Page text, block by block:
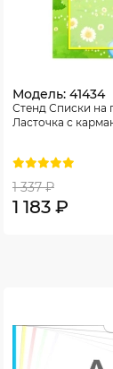
Модель: 41434
Стенд Списки на
Ласточка с
1 337 ₽
1 183 ₽